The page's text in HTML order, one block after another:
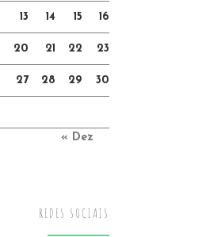
13 14 15 16
20 21 22 23
27 28 29 30
« Dez
REDES SOCIAIS